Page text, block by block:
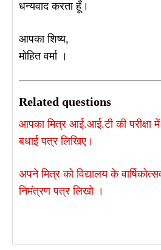
धन्यवाद करता हूँ।
आपका शिष्य,
मोहित वर्मा ।
Related questions
आपका मित्र आई.आई.टी की परीक्षा
बधाई पत्र लिखिए।
अपने मित्र को विद्यालय के
निमंत्रण पत्र लिखो ।